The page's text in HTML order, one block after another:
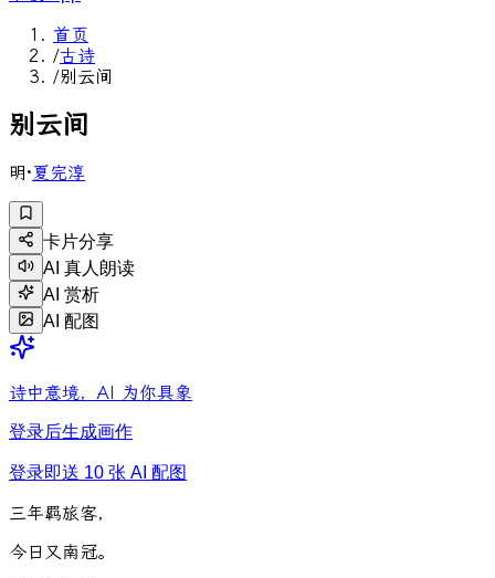
首页
/古诗
/别云间
别云间
明·夏完淳
卡片分享
AI 真人朗读
AI 赏析
AI 配图
诗中意境，AI 为你具象
登录后生成画作
登录即送 10 张 AI 配图
三年羁旅客，
今日 又南 冠。